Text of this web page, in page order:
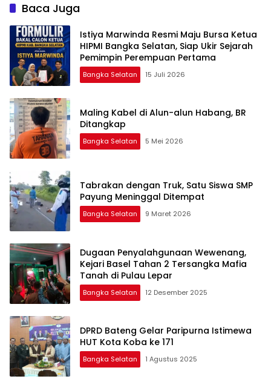
Baca Juga
Istiya Marwinda Resmi Maju Bursa Ketua
HIPMI Bangka Selatan, Siap Ukir Sejarah
Pemimpin Perempuan Pertama
Bangka Selatan 15 Juli 2026
Maling Kabel di Alun-alun Habang, BR
Ditangkap
Bangka Selatan 5 Mei 2026
Tabrakan dengan Truk, Satu Siswa SMP
Payung Meninggal Ditempat
Bangka Selatan 9 Maret 2026
Dugaan Penyalahgunaan Wewenang,
Kejari Basel Tahan 2 Tersangka Mafia
Tanah di Pulau Lepar
Bangka Selatan 12 Desember 2025
DPRD Bateng Gelar Paripurna Istimewa
HUT Kota Koba ke 171
Bangka Selatan 1 Agustus 2025